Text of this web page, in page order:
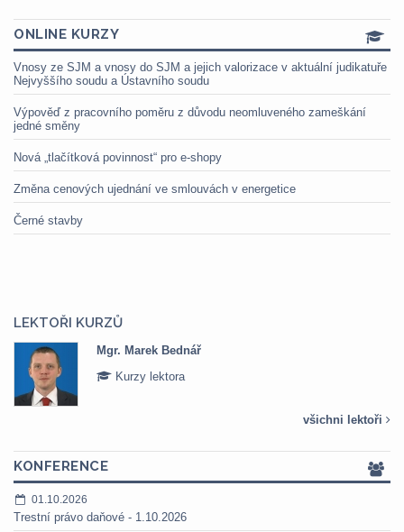
ONLINE KURZY
Vnosy ze SJM a vnosy do SJM a jejich valorizace v aktuální judikatuře
Nejvyššího soudu a Ústavního soudu
Výpověď z pracovního poměru z důvodu neomluveného zameškání
jedné směny
Nová „tlačítková povinnost“ pro e-shopy
Změna cenových ujednání ve smlouvách v energetice
Černé stavby
LEKTOŘI KURZŮ
Marek Bednář
Kurzy lektora
všichni lektoři
KONFERENCE
01.10.2026
Trestní právo daňové - 1.10.2026